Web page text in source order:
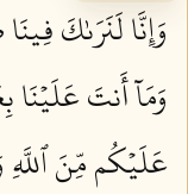
وَإِنَّا لَنَرَىٰكَ
وَمَآ أَنتَ عَلَيۡنَا
عَلَيۡكُم مِّنَ ٱللَّهِ